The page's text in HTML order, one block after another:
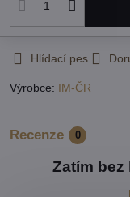
Hlídací pes
Výrobce: IM-ČR
Recenze 0
Zatím